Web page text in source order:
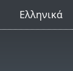
Ελληνικά